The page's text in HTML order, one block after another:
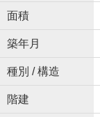
面積
築年月
種別 / 構造
階建